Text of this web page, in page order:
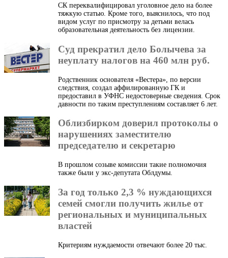
СК переквалифицировал уголовное дело на более
тяжкую статью. Кроме того, выяснилось, что под
видом услуг по присмотру за детьми велась
образовательная деятельность без лицензии.
Суд прекратил дело Болычева за
неуплату налогов на 460 млн руб.
Родственник основателя «Вестера», по версии
следствия, создал аффилированную ГК и
предоставил в УФНС недостоверные сведения. Срок
давности по таким преступлениям составляет 6 лет.
Облизбирком доверил протоколы о
нарушениях заместителю
председателю и секретарю
В прошлом созыве комиссии такие полномочия
также были у экс-депутата Облдумы.
За год только 2,3 % нуждающихся
семей смогли получить жилье от
региональных и муниципальных
властей
Критериям нуждаемости отвечают более 20 тыс.